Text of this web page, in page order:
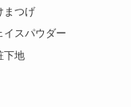
まつげ
イスパウダー
下地